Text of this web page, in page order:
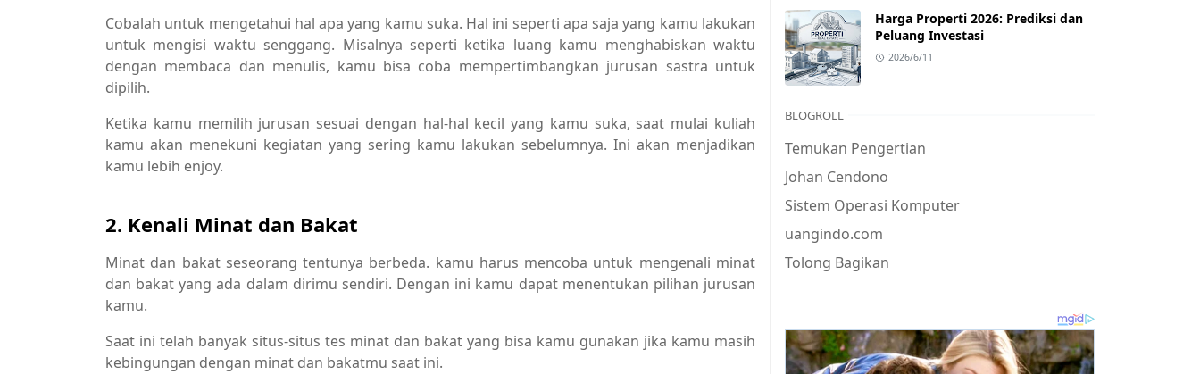
Cobalah untuk mengetahui hal apa yang kamu suka. Hal ini seperti apa saja yang kamu lakukan
untuk mengisi waktu senggang. Misalnya seperti ketika luang kamu menghabiskan waktu
dengan membaca dan menulis, kamu bisa coba mempertimbangkan jurusan sastra untuk
dipilih.
Ketika kamu memilih jurusan sesuai dengan hal-hal kecil yang kamu suka, saat mulai kuliah
kamu akan menekuni kegiatan yang sering kamu lakukan sebelumnya. Ini akan menjadikan
kamu lebih enjoy.
2. Kenali Minat dan Bakat
Minat dan bakat seseorang tentunya berbeda. kamu harus mencoba untuk mengenali minat
dan bakat yang ada dalam dirimu sendiri. Dengan ini kamu dapat menentukan pilihan jurusan
kamu.
Saat ini telah banyak situs-situs tes minat dan bakat yang bisa kamu gunakan jika kamu masih
kebingungan dengan minat dan bakatmu saat ini.
Harga Properti 2026: Prediksi dan
Peluang Investasi
2026/6/11
BLOGROLL
Temukan Pengertian
Johan Cendono
Sistem Operasi Komputer
uangindo.com
Tolong Bagikan